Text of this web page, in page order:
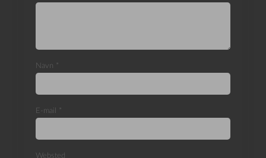
Navn *
E-mail *
Websted